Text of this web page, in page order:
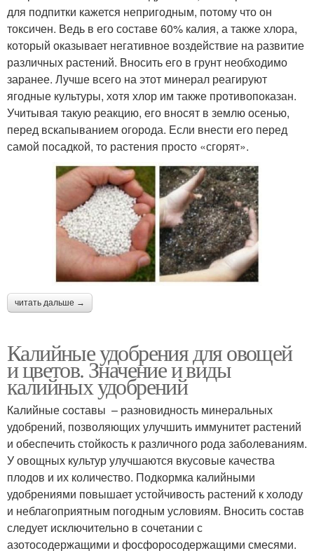
для подпитки кажется непригодным, потому что он
токсичен. Ведь в его составе 60% калия, а также хлора,
который оказывает негативное воздействие на развитие
различных растений. Вносить его в грунт необходимо
заранее. Лучше всего на этот минерал реагируют
ягодные культуры, хотя хлор им также противопоказан.
Учитывая такую реакцию, его вносят в землю осенью,
перед вскапыванием огорода. Если внести его перед
самой посадкой, то растения просто «сгорят».
читать дальше →
Калийные удобрения для овощей
и цветов. Значение и виды
калийных удобрений
Калийные составы – разновидность минеральных
удобрений, позволяющих улучшить иммунитет растений
и обеспечить стойкость к различного рода заболеваниям.
У овощных культур улучшаются вкусовые качества
плодов и их количество. Подкормка калийными
удобрениями повышает устойчивость растений к холоду
и неблагоприятным погодным условиям. Вносить состав
следует исключительно в сочетании с
азотосодержащими и фосфоросодержащими смесями.